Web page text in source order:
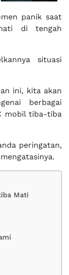
panik saat
di tengah
situasi
ini, kita akan
berbagai
mobil tiba-tiba
peringatan,
Mati